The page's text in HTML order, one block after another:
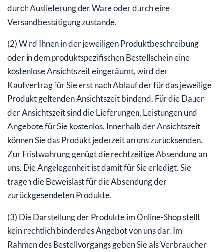
durch Auslieferung der Ware oder durch eine
Versandbestätigung zustande.
(2) Wird Ihnen in der jeweiligen Produktbeschreibung
oder in dem produktspezifischen Bestellschein eine
kostenlose Ansichtszeit eingeräumt, wird der
Kaufvertrag für Sie erst nach Ablauf der für das jeweilige
Produkt geltenden Ansichtszeit bindend. Für die Dauer
der Ansichtszeit sind die Lieferungen, Leistungen und
Angebote für Sie kostenlos. Innerhalb der Ansichtszeit
können Sie das Produkt jederzeit an uns zurücksenden.
Zur Fristwahrung genügt die rechtzeitige Absendung an
uns. Die Angelegenheit ist damit für Sie erledigt. Sie
tragen die Beweislast für die Absendung der
zurückgesendeten Produkte.
(3) Die Darstellung der Produkte im Online-Shop stellt
kein rechtlich bindendes Angebot von uns dar. Im
Rahmen des Bestellvorgangs geben Sie als Verbraucher